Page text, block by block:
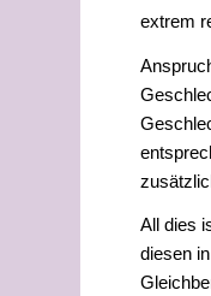
extrem
All dies
diesen